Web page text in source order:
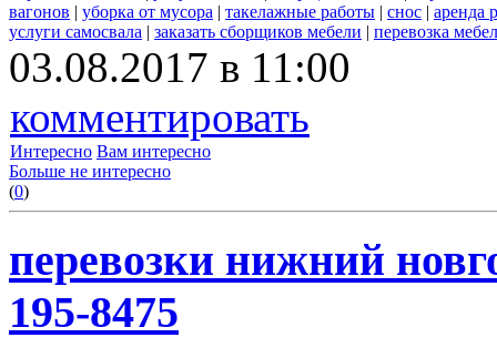
вагонов | уборка от мусора | такелажные работы | снос | аренда
услуги самосвала | заказать сборщиков мебели | перевозка
03.08.2017 в 11:00
комментировать
Интересно Вам интересно
Больше не интересно
(0)
перевозки нижний
195-8475